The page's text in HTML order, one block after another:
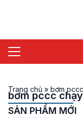
Trang chủ » bơm
bơm pccc
SẢN PHẨM MỚI